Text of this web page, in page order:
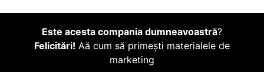
Este acesta compania dumneavoastră?
Felicitări! Aă cum să primești materialele de
marketing